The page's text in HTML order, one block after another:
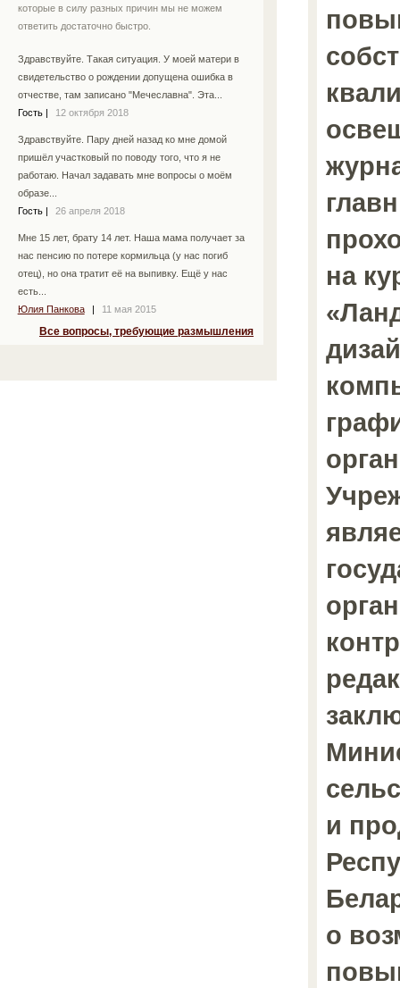
которые в силу разных причин мы не можем
ответить достаточно быстро.
Здравствуйте. Такая ситуация. У моей матери в
свидетельство о рождении допущена ошибка в
отчестве, там записано "Мечеславна". Эта...
Гость
12 октября 2018
Здравствуйте. Пару дней назад ко мне домой
пришёл участковый по поводу того, что я не
работаю. Начал задавать мне вопросы о моём
образе...
Гость
26 апреля 2018
Мне 15 лет, брату 14 лет. Наша мама получает за
нас пенсию по потере кормильца (у нас погиб
отец), но она тратит её на выпивку. Ещё у нас
есть...
Юлия Панкова
11 мая 2015
Все вопросы, требующие размышления
на
и
о